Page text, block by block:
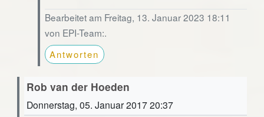
Bearbeitet am Freitag, 13. Januar 2023 18:11
von EPI-Team:.
Antworten
Rob van der Hoeden
Donnerstag, 05. Januar 2017 20:37